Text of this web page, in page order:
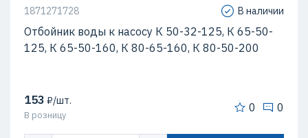
1871271728 В наличии
Отбойник воды к насосу К 50-32-125, К 65-50-
125, К 65-50-160, К 80-65-160, К 80-50-200
153 ₽/шт.
В розницу
0 0